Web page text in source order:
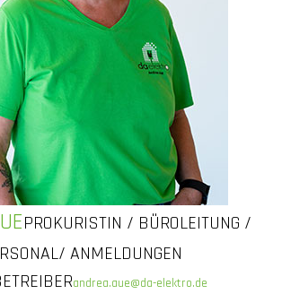
PROKURISTIN / BÜROLEITUNG /
ANMELDUNGEN
andrea.aue@da-elektro.de